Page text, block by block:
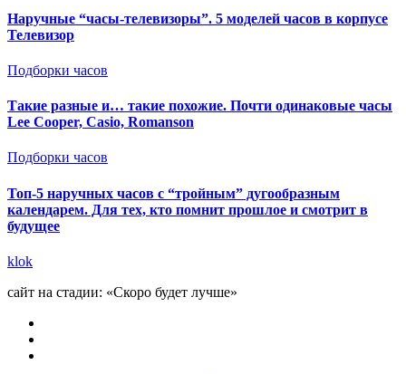
Наручные “часы-телевизоры”. 5 моделей часов в корпусе
Телевизор
Подборки часов
Такие разные и… такие похожие. Почти одинаковые часы
Lee Cooper, Casio, Romanson
Подборки часов
Топ-5 наручных часов с “тройным” дугообразным
календарем. Для тех, кто помнит прошлое и смотрит в
будущее
klok
сайт на стадии: «Скоро будет лучше»